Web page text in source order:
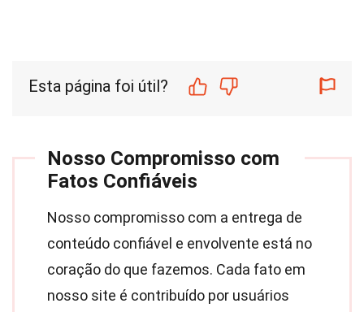
Esta página foi útil?
Nosso Compromisso com
Fatos Confiáveis
Nosso compromisso com a entrega de
conteúdo confiável e envolvente está no
coração do que fazemos. Cada fato em
nosso site é contribuído por usuários